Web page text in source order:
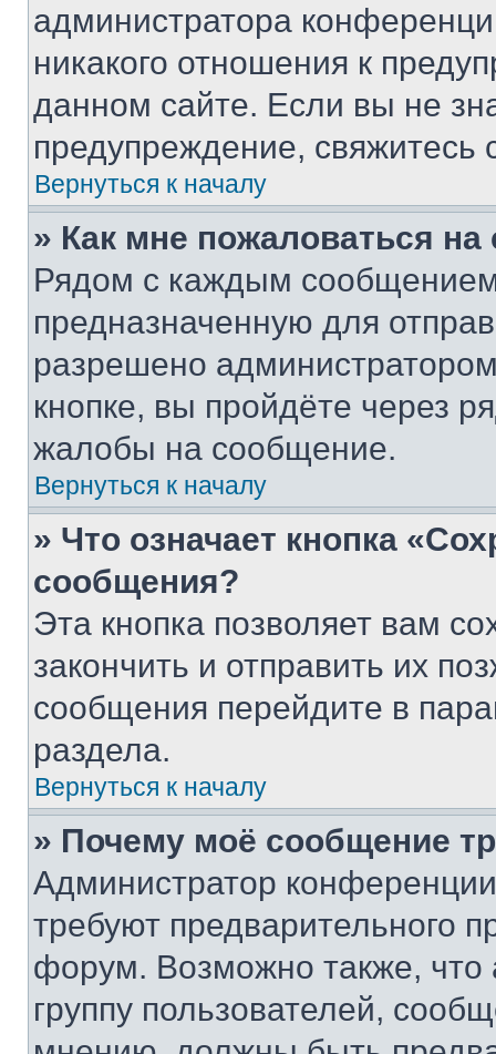
администратора
никакого отношения к
данном сайте. Если вы не
предупреждение,
Вернуться к началу
» Как мне пожаловаться
Рядом с каждым сообщением
предназначенную для
разрешено
кнопке, вы пройдёте через
жалобы на сообщение.
Вернуться к началу
» Что означает кнопка
сообщения?
Эта кнопка позволяет вам
закончить и отправить их
сообщения перейдите в
раздела.
Вернуться к началу
» Почему моё сообщение
Администратор
требуют предварительного
форум. Возможно также, что
группу пользователей,